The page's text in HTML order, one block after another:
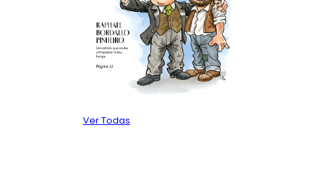
Ver Todas